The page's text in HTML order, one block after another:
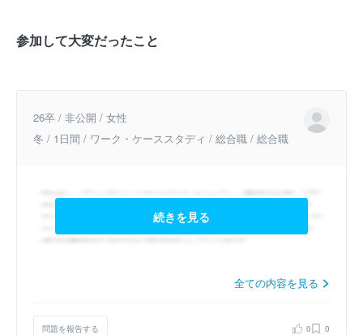
参加して大変だったこと
26卒 / 非公開 / 女性
冬 / 1日間 / ワーク・ケーススタディ / 総合職 / 総合職
続きを見る
全ての内容を見る
問題を報告する 0 0